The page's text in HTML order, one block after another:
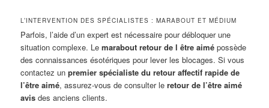
L’INTERVENTION DES SPÉCIALISTES : MARABOUT ET MÉDIUM
Parfois, l’aide d’un expert est nécessaire pour débloquer une
situation complexe. Lemarabout retour de l être aimé possède
des connaissances ésotériques pour lever les blocages. Si vous
contactez unpremier spécialiste du retour affectif rapide de
l’être aimé, assurez-vous de consulter leretour de l’être aimé
avis des anciens clients.